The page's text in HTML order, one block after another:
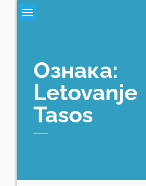
Skip
to
Ознака:
Letovanje
Tasos